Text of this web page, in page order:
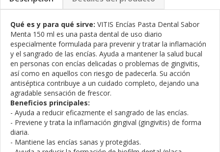
Qué es y para qué sirve: VITIS Encías Pasta Dental Sabor
Menta 150 ml es una pasta dental de uso diario
especialmente formulada para prevenir y tratar la inflamación
y el sangrado de las encías. Ayuda a mantener la salud bucal
en personas con encías delicadas o problemas de gingivitis,
así como en aquellos con riesgo de padecerla. Su acción
antiséptica contribuye a un cuidado completo, dejando una
agradable sensación de frescor.
Beneficios principales:
- Ayuda a reducir eficazmente el sangrado de las encías.
- Previene y trata la inflamación gingival (gingivitis) de forma
diaria.
- Mantiene las encías sanas y protegidas.